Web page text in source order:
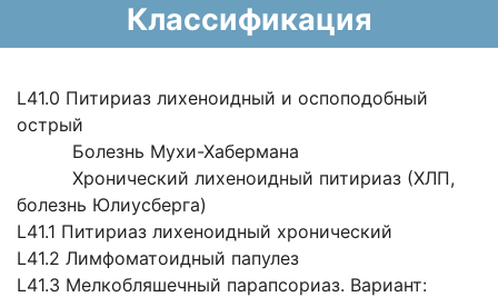
Классификация
L41.0 Питириаз лихеноидный и оспоподобный
острый
Болезнь Мухи-Хабермана
Хронический лихеноидный питириаз (ХЛП,
болезнь Юлиусберга)
L41.1 Питириаз лихеноидный хронический
L41.2 Лимфоматоидный папулез
L41.3 Мелкобляшечный парапсориаз. Вариант: